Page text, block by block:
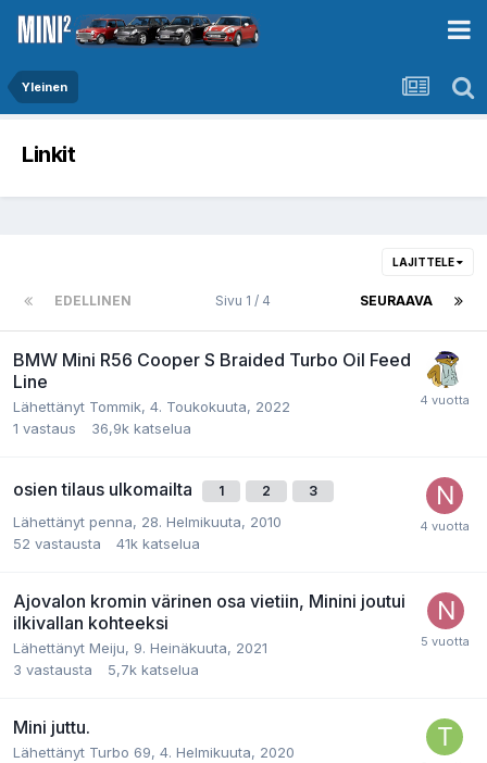
Yleinen
Linkit
LAJITTELE
EDELLINEN SEURAAVA
Sivu 1 / 4
BMW Mini R56 Cooper S Braided Turbo Oil Feed
Line
Lähettänyt Tommik, 4. Toukokuuta, 2022
1 vastaus 36,9k katselua
osien tilaus ulkomailta 1 2 3
Lähettänyt penna, 28. Helmikuuta, 2010
52 vastausta 41k katselua
Ajovalon kromin värinen osa vietiin, Minini joutui
ilkivallan kohteeksi
Lähettänyt Meiju, 9. Heinäkuuta, 2021
3 vastausta 5,7k katselua
Mini juttu.
Lähettänyt Turbo 69, 4. Helmikuuta, 2020